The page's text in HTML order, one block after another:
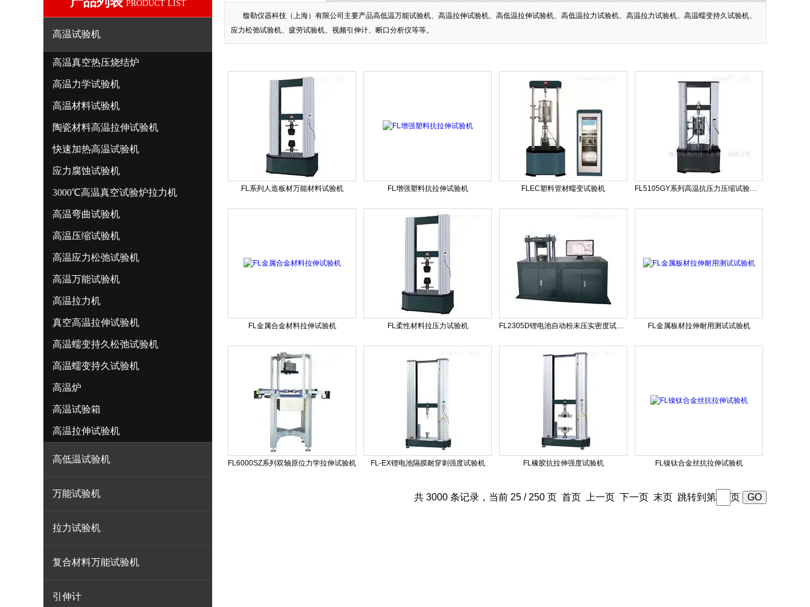
PRODUCT LIST
高温试验机
高温真空热压烧结炉
高温力学试验机
高温材料试验机
陶瓷材料高温拉伸试验机
快速加热高温试验机
应力腐蚀试验机
3000℃高温真空试验炉拉力机
高温弯曲试验机
高温压缩试验机
高温应力松弛试验机
高温万能试验机
高温拉力机
真空高温拉伸试验机
高温蠕变持久松弛试验机
高温蠕变持久试验机
高温炉
高温试验箱
高温拉伸试验机
高低温试验机
万能试验机
拉力试验机
复合材料万能试验机
引伸计
馥勒仪器科技（上海）有限公司主要产品高低温万能试验机、高温拉伸试验机、高低温拉伸试验机、高低温拉力试验机、高温拉力试验机、高温蠕变持久试验机、
应力松弛试验机、疲劳试验机、视频引伸计、断口分析仪等等。
FL系列人造板材万能材料试验机 FL增强塑料抗拉伸试验机 FLEC塑料管材蠕变试验机 FL5105GY系列高温抗压力压缩试验强度试验机
FL金属合金材料拉伸试验机 FL柔性材料拉压力试验机 FL2305D锂电池自动粉末压实密度试验机 FL金属板材拉伸耐用测试试验机
FL6000SZ系列双轴原位力学拉伸试验机 FL-EX锂电池隔膜耐穿刺强度试验机 FL橡胶抗拉伸强度试验机 FL镍钛合金丝抗拉伸试验机
共 3000 条记录，当前 25 / 250 页 首页 上一页 下一页 末页 跳转到第 页